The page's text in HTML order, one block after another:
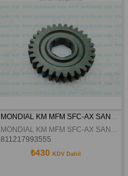
811217993555
₺430 KDV Dahil